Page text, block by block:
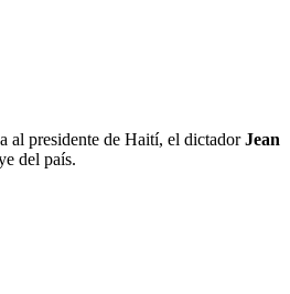
al presidente de Haití, el dictadorJean
del país.